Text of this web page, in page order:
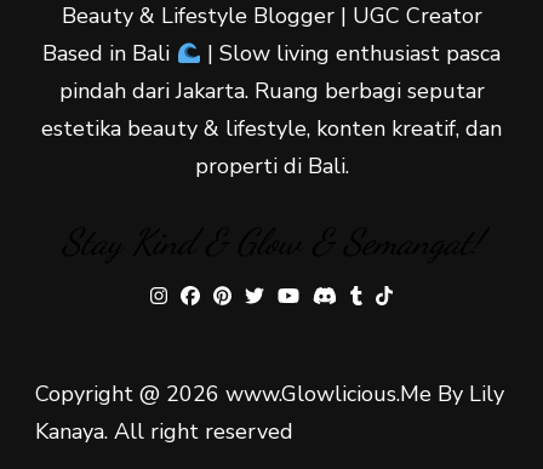
Beauty & Lifestyle Blogger | UGC Creator
Based in Bali
| Slow living enthusiast pasca
pindah dari Jakarta. Ruang berbagi seputar
estetika beauty & lifestyle, konten kreatif, dan
properti di Bali.
Copyright @ 2026 www.Glowlicious.Me By Lily
Kanaya. All right reserved